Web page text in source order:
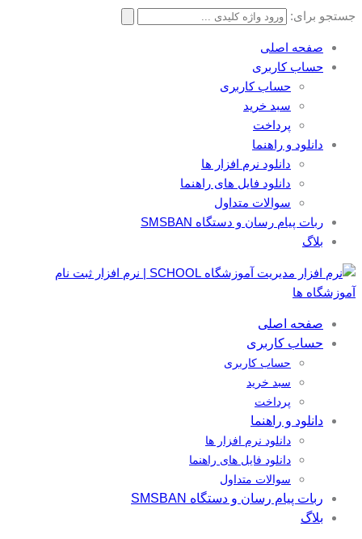
جستجو برای:
صفحه اصلی
حساب کاربری
حساب کاربری
سبد خرید
پرداخت
دانلود و راهنما
دانلود نرم افزار ها
دانلود فایل های راهنما
سوالات متداول
ربات پیام رسان و دستگاه SMSBAN
بلاگ
صفحه اصلی
حساب کاربری
حساب کاربری
سبد خرید
پرداخت
دانلود و راهنما
دانلود نرم افزار ها
دانلود فایل های راهنما
سوالات متداول
ربات پیام رسان و دستگاه SMSBAN
بلاگ